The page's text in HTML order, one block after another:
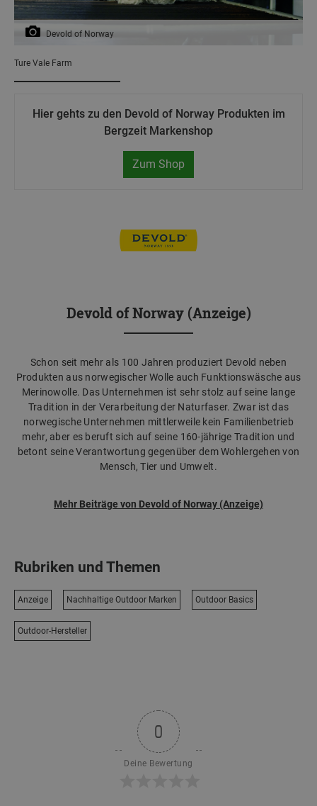
Devold of Norway
Ture Vale Farm
Hier gehts zu den Devold of Norway Produkten im
Bergzeit Markenshop
Zum Shop
Devold of Norway (Anzeige)
Schon seit mehr als 100 Jahren produziert Devold neben
Produkten aus norwegischer Wolle auch Funktionswäsche aus
Merinowolle. Das Unternehmen ist sehr stolz auf seine lange
Tradition in der Verarbeitung der Naturfaser. Zwar ist das
norwegische Unternehmen mittlerweile kein Familienbetrieb
mehr, aber es beruft sich auf seine 160-jährige Tradition und
betont seine Verantwortung gegenüber dem Wohlergehen von
Mensch, Tier und Umwelt.
Mehr Beiträge von Devold of Norway (Anzeige)
Rubriken und Themen
Anzeige Nachhaltige Outdoor Marken Outdoor Basics
Outdoor-Hersteller
0
Deine Bewertung